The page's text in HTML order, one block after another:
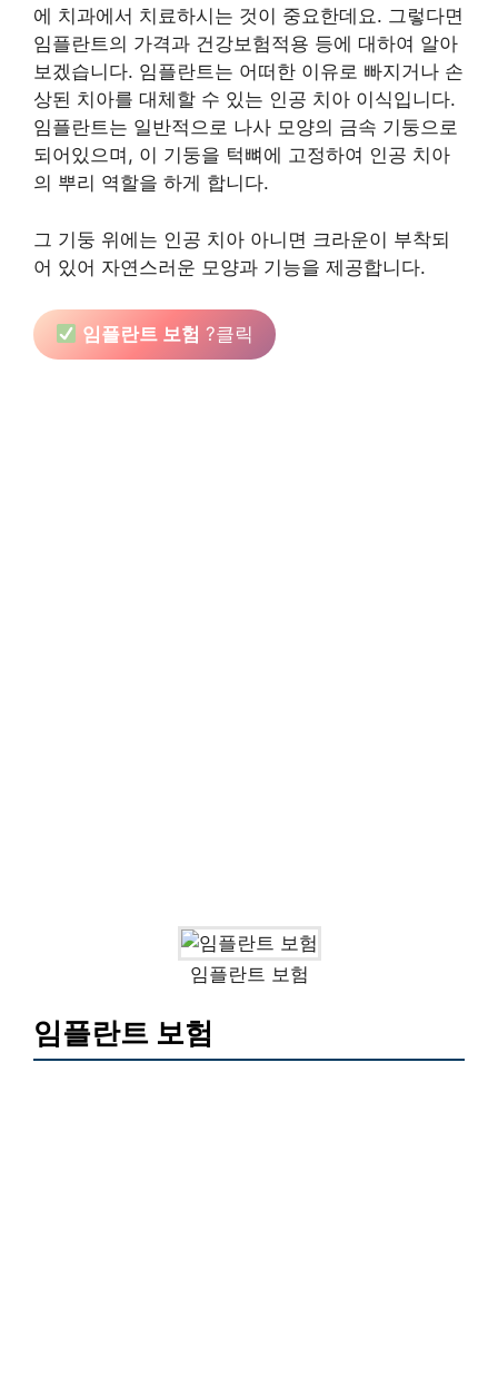
에 치과에서 치료하시는 것이 중요한데요. 그렇다면
임플란트의 가격과 건강보험적용 등에 대하여 알아
보겠습니다. 임플란트는 어떠한 이유로 빠지거나 손
상된 치아를 대체할 수 있는 인공 치아 이식입니다.
임플란트는 일반적으로 나사 모양의 금속 기둥으로
되어있으며, 이 기둥을 턱뼈에 고정하여 인공 치아
의 뿌리 역할을 하게 합니다.
그 기둥 위에는 인공 치아 아니면 크라운이 부착되
어 있어 자연스러운 모양과 기능을 제공합니다.
임플란트 보험 ?클릭
임플란트 보험
임플란트 보험